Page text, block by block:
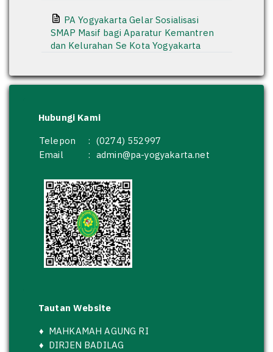
PA Yogyakarta Gelar Sosialisasi
SMAP Masif bagi Aparatur Kemantren
dan Kelurahan Se Kota Yogyakarta
Hubungi Kami
Telepon
: (0274) 552997
Email
: admin@pa-yogyakarta.net
Tautan Website
♦ MAHKAMAH AGUNG RI
♦ DIRJEN BADILAG